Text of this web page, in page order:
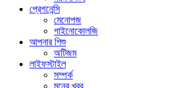
প্রেগনেন্সি
মেনোপজ
গাইনোকোলজি
আপনার শিশু
অটিজম
লাইফস্টাইল
সম্পর্ক